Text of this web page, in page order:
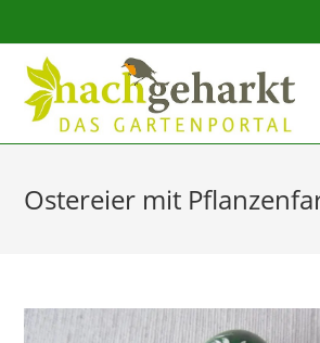
Sidebar-
Inhalt
Ostereier mit